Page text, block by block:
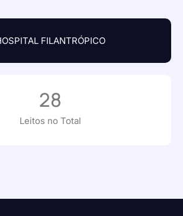
FILANTRÓPICO
Leitos no Total
28